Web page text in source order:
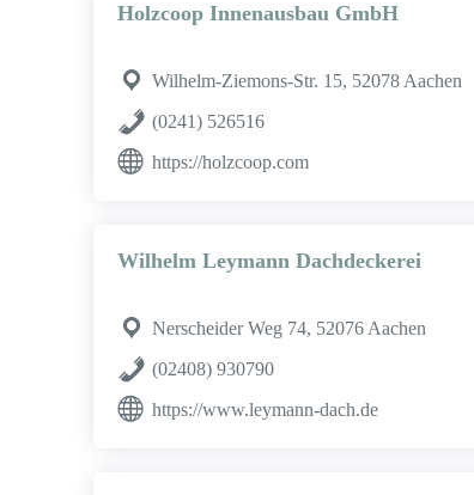
Holzcoop Innenausbau GmbH
Wilhelm-Ziemons-Str. 15, 52078 Aachen
(0241) 526516
https://holzcoop.com
Wilhelm Leymann Dachdeckerei
Nerscheider Weg 74, 52076 Aachen
(02408) 930790
https://www.leymann-dach.de